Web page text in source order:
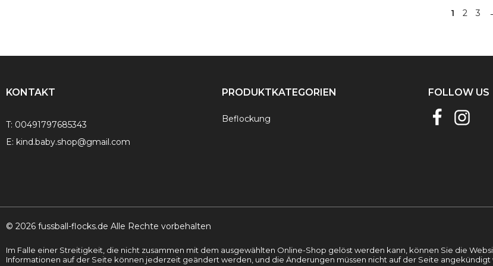
1 2 3
KONTAKT
T: 00491797685343
E: kind.baby.shop@gmail.com
PRODUKTKATEGORIEN
Beflockung
FOLLOW US
© 2026 fussball-flocks.de Alle Rechte vorbehalten
Im Falle einer Streitigkeit, die nicht zusammen mit dem ausgewählten Online-Shop gelöst werden kann, können Sie die
Informationen auf der Seite können jederzeit geändert werden, und die Änderungen müssen nicht auf der Seite angekündigt